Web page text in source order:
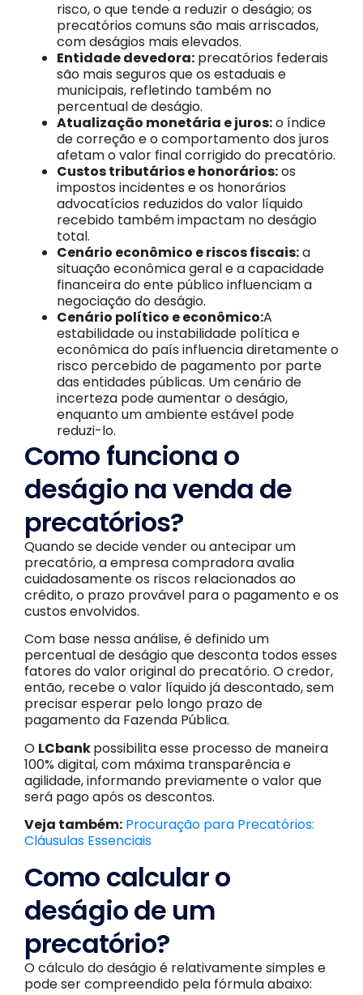
risco, o que tende a reduzir o deságio; os
precatórios comuns são mais arriscados,
com deságios mais elevados.
Entidade devedora: precatórios federais
são mais seguros que os estaduais e
municipais, refletindo também no
percentual de deságio.
Atualização monetária e juros:o índice
de correção e o comportamento dos juros
afetam o valor final corrigido do precatório.
Custos tributários e honorários:os
impostos incidentes e os honorários
advocatícios reduzidos do valor líquido
recebido também impactam no deságio
total.
Cenário econômico e riscos fiscais:a
situação econômica geral e a capacidade
financeira do ente público influenciam a
negociação do deságio.
Cenário político e econômico:A
estabilidade ou instabilidade política e
econômica do país influencia diretamente o
risco percebido de pagamento por parte
das entidades públicas. Um cenário de
incerteza pode aumentar o deságio,
enquanto um ambiente estável pode
reduzi-lo.
Como funciona o
deságio na venda de
precatórios?
Quando se decide vender ou antecipar um
precatório, a empresa compradora avalia
cuidadosamente os riscos relacionados ao
crédito, o prazo provável para o pagamento e os
custos envolvidos.
Com base nessa análise, é definido um
percentual de deságio que desconta todos esses
fatores do valor original do precatório. O credor,
então, recebe o valor líquido já descontado, sem
precisar esperar pelo longo prazo de
pagamento da Fazenda Pública.
O LCbankpossibilita esse processo de maneira
100% digital, com máxima transparência e
agilidade, informando previamente o valor que
será pago após os descontos.
Veja também: Procuração para Precatórios:
Cláusulas Essenciais
Como calcular o
deságio de um
precatório?
O cálculo do deságio é relativamente simples e
pode ser compreendido pela fórmula abaixo: